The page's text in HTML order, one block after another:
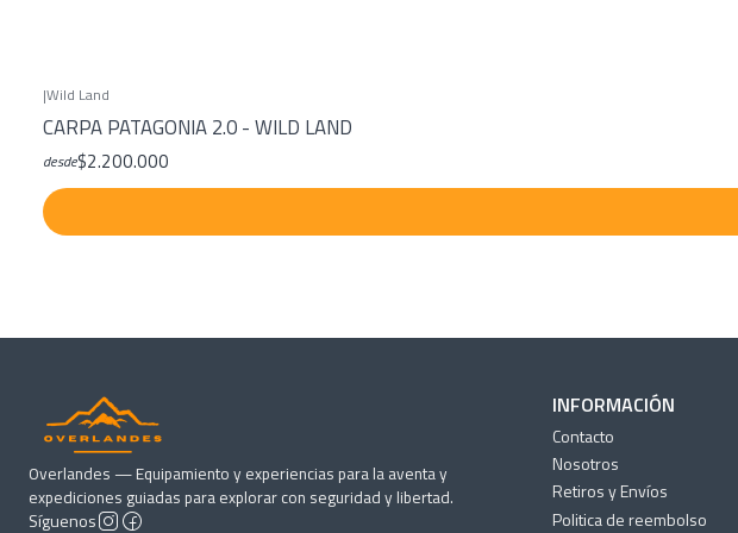
|Wild Land
CARPA PATAGONIA 2.0 - WILD LAND
desde$2.200.000
Overlandes — Equipamiento y experiencias para la aventa y
expediciones guiadas para explorar con seguridad y libertad.
Síguenos
INFORMACIÓN
Contacto
Nosotros
Retiros y Envíos
Politica de reembolso